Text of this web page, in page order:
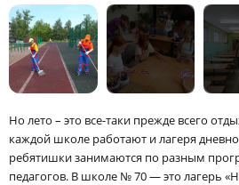
Но лето – это все-таки прежде всего
каждой школе работают и лагеря
ребятишки занимаются по разным
педагогов. В школе № 70 — это лагерь